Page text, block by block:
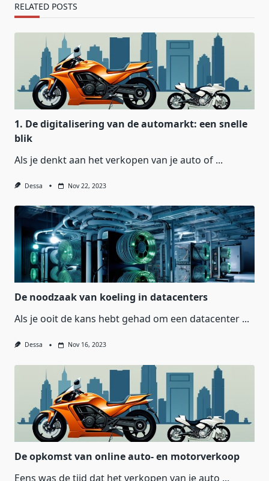
RELATED POSTS
1. De digitalisering van de automarkt: een snelle
blik
Als je denkt aan het verkopen van je auto of ...
Dessa Nov 22, 2023
De noodzaak van koeling in datacenters
Als je ooit de kans hebt gehad om een datacenter ...
Dessa Nov 16, 2023
De opkomst van online auto- en motorverkoop
Eens was de tijd dat het verkopen van je auto ...